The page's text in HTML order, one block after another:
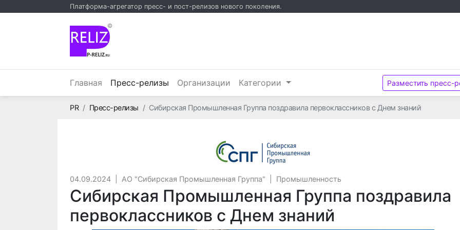
Платформа-агрегатор пресс- и пост-релизов нового поколения.
©
Главная Пресс-релизы (текущий)
Организации Категории Разместить пресс-
PRГлавная
Пресс-релизы Сибирская Промышленная Группа поздравила первоклассников с Днем знаний
04.09.2024 АО "Сибирская Промышленная Группа" Промышленность
Сибирская Промышленная Группа поздравила
первоклассников с Днем знаний